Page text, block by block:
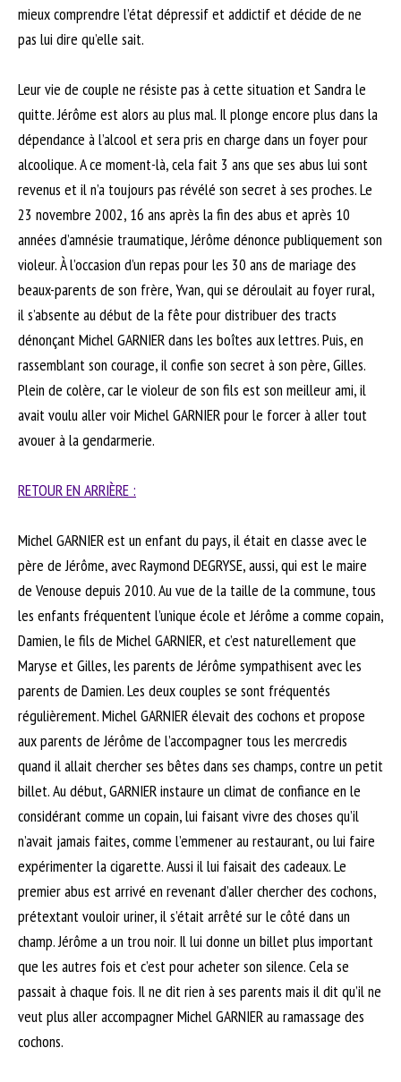
mieux comprendre l’état dépressif et addictif et décide de ne
pas lui dire qu’elle sait.
Leur vie de couple ne résiste pas à cette situation et Sandra le
quitte. Jérôme est alors au plus mal. Il plonge encore plus dans la
dépendance à l’alcool et sera pris en charge dans un foyer pour
alcoolique. A ce moment-là, cela fait 3 ans que ses abus lui sont
revenus et il n’a toujours pas révélé son secret à ses proches. Le
23 novembre 2002, 16 ans après la fin des abus et après 10
années d’amnésie traumatique, Jérôme dénonce publiquement son
violeur. À l’occasion d’un repas pour les 30 ans de mariage des
beaux-parents de son frère, Yvan, qui se déroulait au foyer rural,
il s’absente au début de la fête pour distribuer des tracts
dénonçant Michel GARNIER dans les boîtes aux lettres. Puis, en
rassemblant son courage, il confie son secret à son père, Gilles.
Plein de colère, car le violeur de son fils est son meilleur ami, il
avait voulu aller voir Michel GARNIER pour le forcer à aller tout
avouer à la gendarmerie.
RETOUR EN ARRIÈRE :
Michel GARNIER est un enfant du pays, il était en classe avec le
père de Jérôme, avec Raymond DEGRYSE, aussi, qui est le maire
de Venouse depuis 2010. Au vue de la taille de la commune, tous
les enfants fréquentent l’unique école et Jérôme a comme copain,
Damien, le fils de Michel GARNIER, et c’est naturellement que
Maryse et Gilles, les parents de Jérôme sympathisent avec les
parents de Damien. Les deux couples se sont fréquentés
régulièrement. Michel GARNIER élevait des cochons et propose
aux parents de Jérôme de l’accompagner tous les mercredis
quand il allait chercher ses bêtes dans ses champs, contre un petit
billet. Au début, GARNIER instaure un climat de confiance en le
considérant comme un copain, lui faisant vivre des choses qu’il
n’avait jamais faites, comme l’emmener au restaurant, ou lui faire
expérimenter la cigarette. Aussi il lui faisait des cadeaux. Le
premier abus est arrivé en revenant d’aller chercher des cochons,
prétextant vouloir uriner, il s’était arrêté sur le côté dans un
champ. Jérôme a un trou noir. Il lui donne un billet plus important
que les autres fois et c’est pour acheter son silence. Cela se
passait à chaque fois. Il ne dit rien à ses parents mais il dit qu’il ne
veut plus aller accompagner Michel GARNIER au ramassage des
cochons.